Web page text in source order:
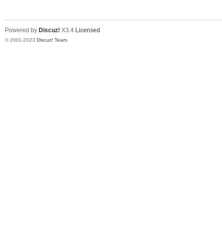
Powered by Discuz! X3.4 Licensed
© 2001-2023 Discuz! Team